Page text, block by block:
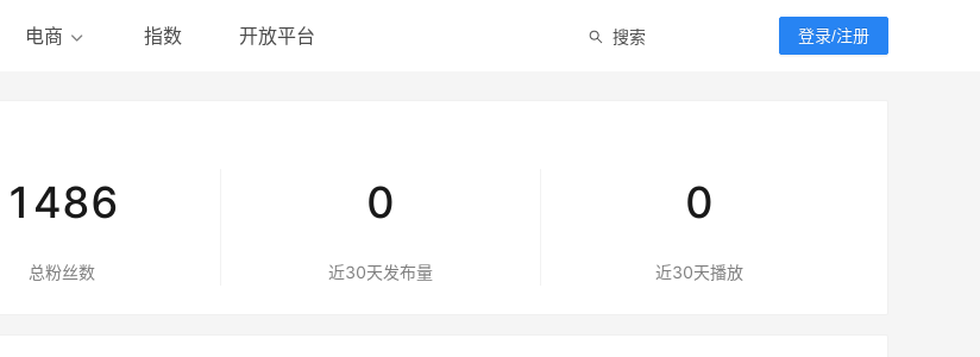
电商 指数 开放平台 搜索 登录/注册
1486
总粉丝数
0
近30天发布量
0
近30天播放